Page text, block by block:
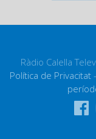
Ràdio Calella
Política de Privacitat -